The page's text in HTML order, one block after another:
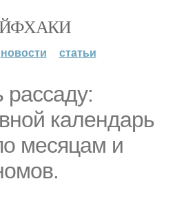
новости статьи
рассаду:
календарь
месяцам и